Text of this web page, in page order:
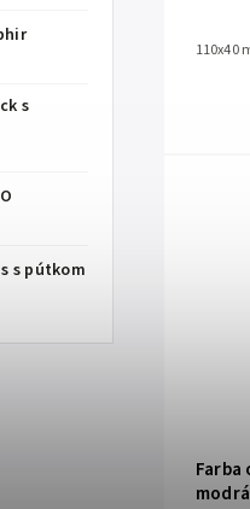
s
s pútkom
110x40
Farba